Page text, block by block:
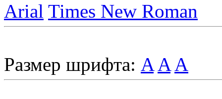
Arial Times New Roman
Размер шрифта: A A A